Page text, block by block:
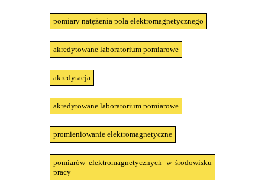
pomiary natężenia pola elektromagnetycznego
akredytowane laboratorium pomiarowe
akredytacja
akredytowane laboratorium pomiarowe
promieniowanie elektromagnetyczne
pomiarów elektromagnetycznych w środowisku
pracy